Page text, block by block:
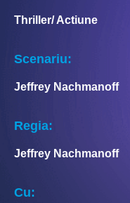
Thriller/ Actiune
Scenariu:
Jeffrey Nachmanoff
Regia:
Jeffrey Nachmanoff
Cu: